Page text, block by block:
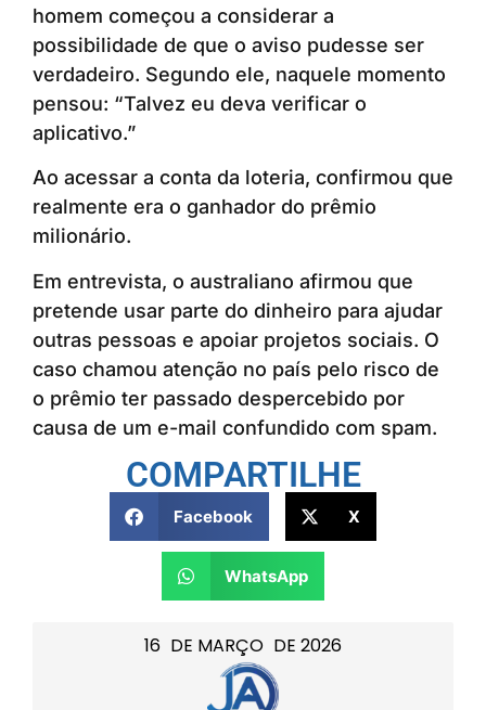
16 DE MARÇO DE 2026
homem começou a considerar a
possibilidade de que o aviso pudesse ser
verdadeiro. Segundo ele, naquele momento
pensou: “Talvez eu deva verificar o
aplicativo.”
Ao acessar a conta da loteria, confirmou que
realmente era o ganhador do prêmio
milionário.
Em entrevista, o australiano afirmou que
pretende usar parte do dinheiro para ajudar
outras pessoas e apoiar projetos sociais. O
caso chamou atenção no país pelo risco de
o prêmio ter passado despercebido por
causa de um e-mail confundido com spam.
COMPARTILHE
Facebook X
WhatsApp